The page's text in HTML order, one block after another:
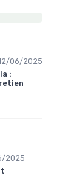
06/2025
:
2025